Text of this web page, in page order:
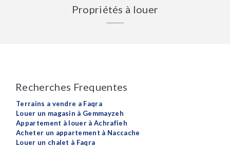
Propriétés à louer
Recherches Frequentes
Terrains a vendre a Faqra
Louer un magasin à Gemmayzeh
Appartement à louer à Achrafieh
Acheter un appartement à Naccache
Louer un chalet à Faqra